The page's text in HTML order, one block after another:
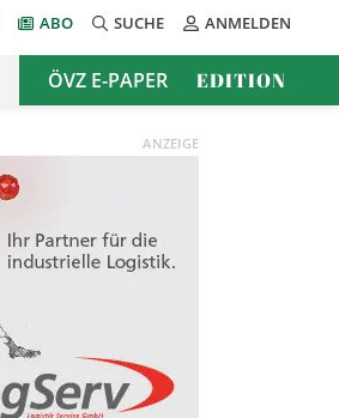
ABO SUCHE ANMELDEN
ÖVZ E-PAPER EDITION
ANZEIGE